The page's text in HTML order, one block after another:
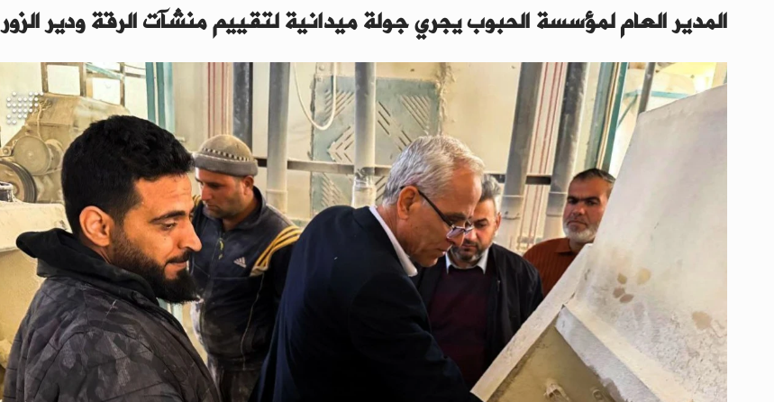
المدير العام لمؤسسة الحبوب يجري جولة ميدانية لتقييم منشآت الرقة ودير الزور